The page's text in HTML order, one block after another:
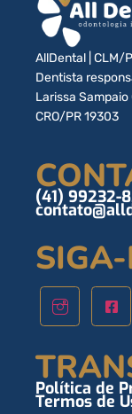
AllDental | CLM/
Dentista
Larissa
CRO/PR 19303
(41) 99232-
Política de
Termos de